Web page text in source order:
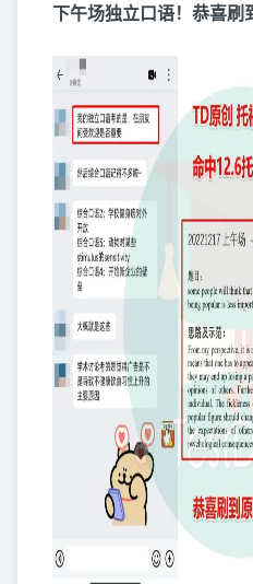
下午场独立口语！恭喜刷